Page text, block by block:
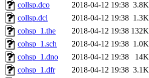
collsp.dco
2018-04-12 19:38 3.8K
collsp.dcl
2018-04-12 19:38 1.3K
cohsp_1.the
2018-04-12 19:38 132K
cohsp_1.sch
2018-04-12 19:38 1.0K
cohsp_1.dno
2018-04-12 19:38
14K
cohsp_1.dfr
2018-04-12 19:38 3.1K